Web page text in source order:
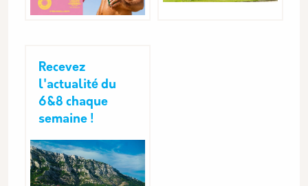
Recevez
l'actualité du
6&8 chaque
semaine !